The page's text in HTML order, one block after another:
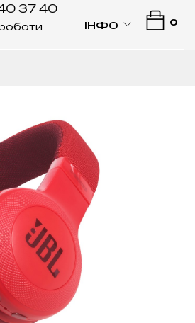
0
ІНФО
37 40